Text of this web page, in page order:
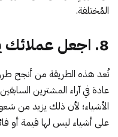
المُختلفة.
8. اجعل عملائك يتحدثون عنك
تُعد هذه الطريقة من أنجح
عادة في آراء المشترين
الأشياء؛ لأن ذلك يزيد من
على أشياء ليس لها قيمة أو